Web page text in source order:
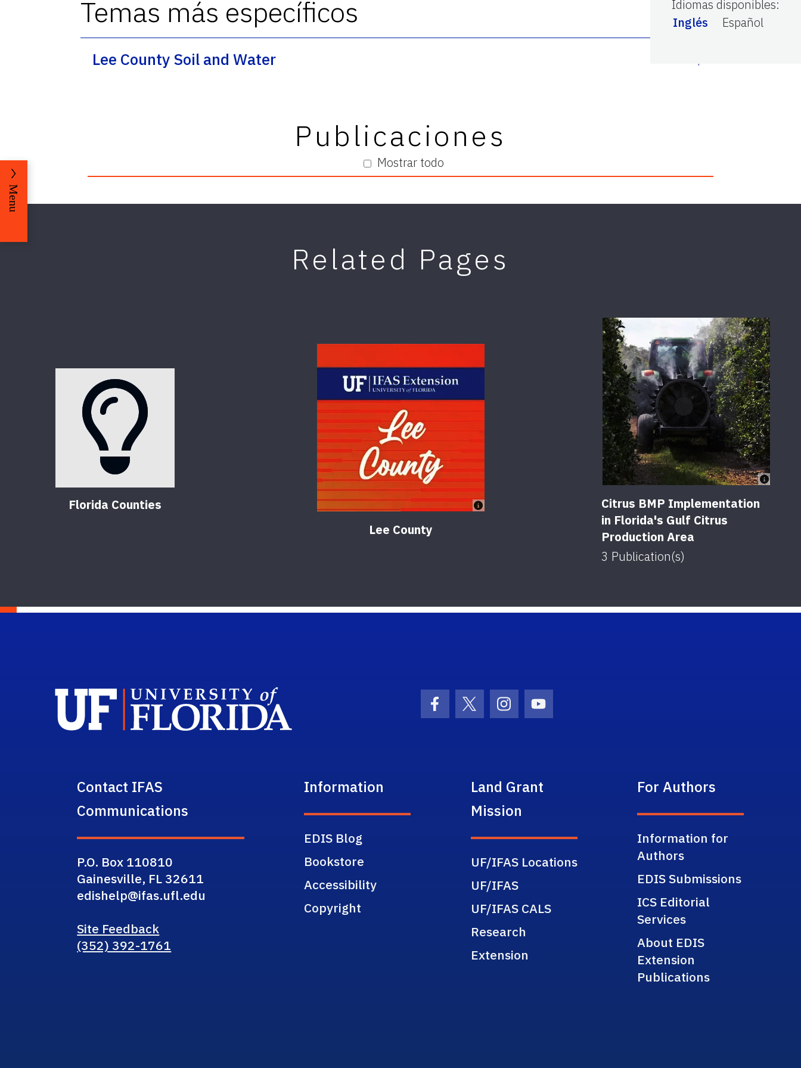
Idiomas disponibles:
Inglés
Español
Temas más específicos
Lee County Soil and Water
Mostrar todo
Publicaciones
Related Pages
Florida Counties
Lee County
Citrus BMP Implementation
in Florida's Gulf Citrus
Production Area
3 Publication(s)
Menu
Facebook Icon
Twitter IconInstagram Icon
Youtube Icon
Contact IFAS
Communications
P.O. Box 110810
Gainesville, FL 32611
edishelp@ifas.ufl.edu
Site Feedback
(352) 392-1761
Information
EDIS Blog
Bookstore
Accessibility
Copyright
Land Grant
Mission
UF/IFAS Locations
UF/IFAS
UF/IFAS CALS
Research
Extension
For Authors
Information for
Authors
EDIS Submissions
ICS Editorial
Services
About EDIS
Extension
Publications